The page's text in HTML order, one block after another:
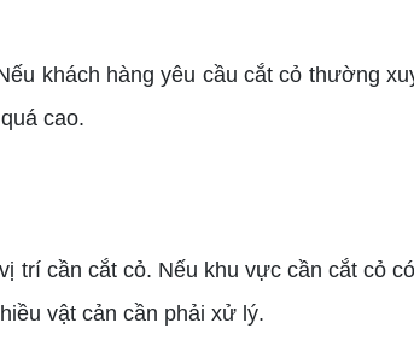
khách hàng yêu cầu cắt cỏ thường
cao.
cần cắt cỏ. Nếu khu vực cần cắt cỏ
vật cản cần phải xử lý.